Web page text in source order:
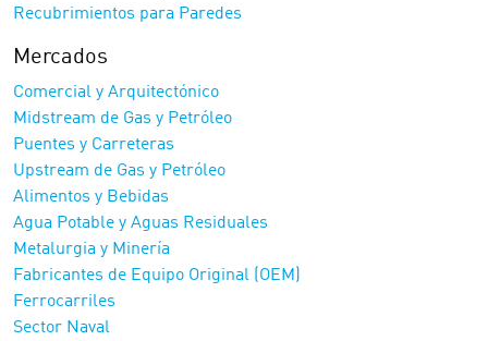
Recubrimientos para Paredes
Mercados
Comercial y Arquitectónico
Midstream de Gas y Petróleo
Puentes y Carreteras
Upstream de Gas y Petróleo
Alimentos y Bebidas
Agua Potable y Aguas Residuales
Metalurgia y Minería
Fabricantes de Equipo Original (OEM)
Ferrocarriles
Sector Naval